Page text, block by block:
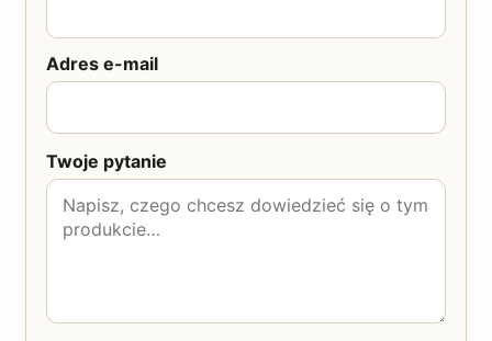
Adres e-mail
Twoje pytanie